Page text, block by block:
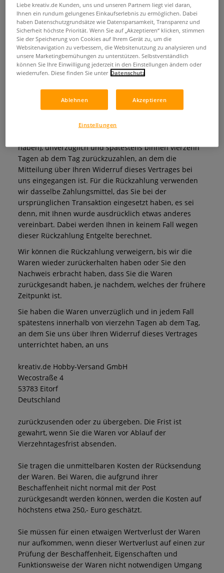
jedoch nicht vorgeschrieben ist. Zur Wahrung der
Widerrufsfrist ist ausreichend, dass Sie die Mitteilung
über die Ausübung des Widerrufsrechts vor Ablauf der
vierzehntägigen Widerrufsfrist absenden.
Widerrufsfolgen
alle Zahlungen, die wir von Ihnen erhalten haben,
einschließlich der Lieferkosten (mit Ausnahme der
eine andere Art der Lieferung als die von uns
haben), unverzüglich und spätestens binnen vierzehn
Tagen ab dem Tag zurückzuzahlen, an dem die
Mitteilung über Ihren Widerruf dieses Vertrages bei
uns eingegangen ist. Für die Rückzahlung verwenden
wir dasselbe Zahlungsmittel, das Sie bei der
ursprünglichen Transaktion eingesetzt haben, es sei
denn, mit Ihnen wurde ausdrücklich etwas anderes
vereinbart. Dabei werden Ihnen in keinem Fall wegen
dieser Rückzahlung Entgelte berechnet.
Wir können die Rückzahlung verweigern, bis wir die
Waren wieder zurückerhalten haben oder Sie den
Nachweis erbracht haben, dass Sie die Waren
zurückgesandt haben, je nachdem, welches der frühere
Zeitpunkt ist.
Sie haben die Waren unverzüglich und in jedem Fall
spätestens innerhalb von vierzehn Tagen ab dem Tag,
an dem Sie uns über Ihren Widerruf dieses Vertrages
unterrichtet haben, an uns
kreativ.de Hobby-Versand GmbH
Wecostraße 4
53783 Eitorf
Deutschland
zurückzusenden oder zu übergeben. Die Frist ist
gewahrt, wenn Sie die Waren vor Ablauf der
Vierzehntagesfrist absenden.
Sie tragen die unmittelbaren Kosten der Rücksendung
der Waren. Bei Waren, die aufgrund ihrer
Beschaffenheit nicht normal mit der Post
zurückgesandt werden können, werden die Kosten auf
höchstens etwa 250,- Euro geschätzt.
Sie müssen für einen etwaigen Wertverlust der Waren
nur aufkommen, wenn dieser Wertverlust auf einen zur
Prüfung der Beschaffenheit, Eigenschaften und
Funktionsweise der Waren nicht notwendigen Umgang
Liebe kreativ.de Kunden, uns und unseren Partnern liegt viel daran,
Ihnen ein rundum gelungenes Einkaufserlebnis zu ermöglichen. Dabei
haben Datenschutzgrundsätze wie Datensparsamkeit, Transparenz und
Sicherheit höchste Priorität. Wenn Sie auf „Akzeptieren“ klicken, stimmen
Sie der Speicherung von Cookies auf Ihrem Gerät zu, um die
Websitenavigation zu verbessern, die Websitenutzung zu analysieren und
unsere Marketingbemühungen zu unterstützen. Selbstverständlich
können Sie Ihre Einwilligung jederzeit in den Einstellungen ändern oder
wiederrufen. Diese finden Sie unter Datenschutz
Ablehnen Akzeptieren
Einstellungen